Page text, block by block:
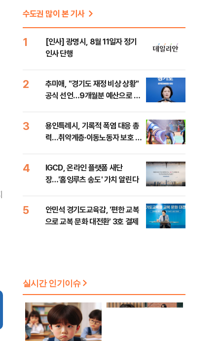
수도권 많이 본 기사
1
[인사] 광명시, 8월 11일자 정기
인사 단행
2
추미애, "경기도 재정 비상 상황"
공식 선언…9개월분 예산으로 민
3
용인특례시, 기록적 폭염 대응 총
력…취약계층·이동노동자 보호 강
4
IGCD, 온라인 플랫폼 새단
장…'홈잉루츠 송도' 가치 알린다
5
안민석 경기도교육감, '편한 교복
으로 교복 문화 대전환' 3호 결제